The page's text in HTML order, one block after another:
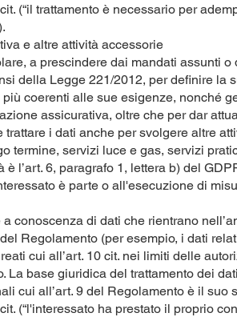
(“il trattamento è necessario per
e altre attività accessorie
a prescindere dai mandati assunti o
della Legge 221/2012, per definire la
coerenti alle sue esigenze, nonché
assicurativa, oltre che per dar
i dati anche per svolgere altre
termine, servizi luce e gas, servizi
l’art. 6, paragrafo 1, lettera b) del
è parte o all'esecuzione di
conoscenza di dati che rientrano
Regolamento (per esempio, i dati
cui all’art. 10 cit. nei limiti delle
base giuridica del trattamento dei
cui all’art. 9 del Regolamento è il suo
(“l'interessato ha prestato il proprio